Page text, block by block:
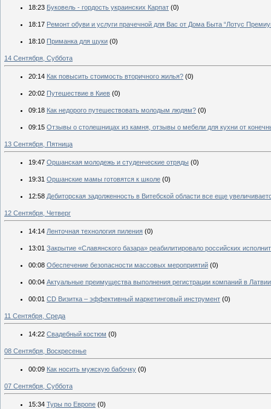
18:23 Буковель - гордость украинских Карпат (0)
18:17 Ремонт обуви и услуги прачечной для Вас от Дома Быта “Лотус
18:10 Приманка для щуки (0)
14 Сентября, Суббота
20:14 Как повысить стоимость вторичного жилья? (0)
20:02 Путешествие в Киев (0)
09:18 Как недорого путешествовать молодым людям? (0)
09:15 Отзывы о столешницах из камня, отзывы о мебели для кухни от
13 Сентября, Пятница
19:47 Оршанская молодежь и студенческие отряды (0)
19:31 Оршанские мамы готовятся к школе (0)
12:58 Дебиторская задолженность в Витебской области все еще
12 Сентября, Четверг
14:14 Ленточная технология пиления (0)
13:01 Закрытие «Славянского базара» реабилитировало российских
00:08 Обеспечение безопасности массовых мероприятий (0)
00:04 Актуальные преимущества выполнения регистрации компаний в Латвии
00:01 CD Визитка – эффективный маркетинговый инструмент (0)
11 Сентября, Среда
14:22 Свадебный костюм (0)
08 Сентября, Воскресенье
00:09 Как носить мужскую бабочку (0)
07 Сентября, Суббота
15:34 Туры по Европе (0)